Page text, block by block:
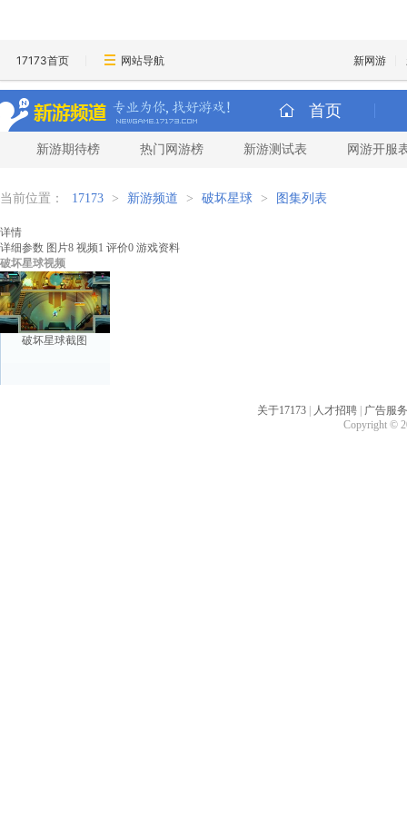
17173首页 网站导航 新网游
首页
新游期待榜 热门网游榜 新游测试表 网游开服
当前位置： 17173 > 新游频道 > 破坏星球 > 图集列表
详情
详细参数 图片8 视频1 评价0 游戏资料
破坏星球视频
破坏星球截图
关于17173 人才招聘
广告服务
Copyright ©